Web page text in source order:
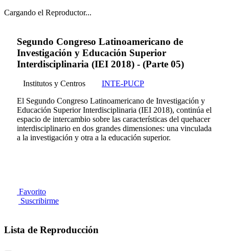
Cargando el Reproductor...
Segundo Congreso Latinoamericano de
Investigación y Educación Superior
Interdisciplinaria (IEI 2018) - (Parte 05)
Institutos y Centros
INTE-PUCP
El Segundo Congreso Latinoamericano de Investigación y
Educación Superior Interdisciplinaria (IEI 2018), continúa el
espacio de intercambio sobre las características del quehacer
interdisciplinario en dos grandes dimensiones: una vinculada
a la investigación y otra a la educación superior.
Favorito
Suscribirme
Lista de Reproducción